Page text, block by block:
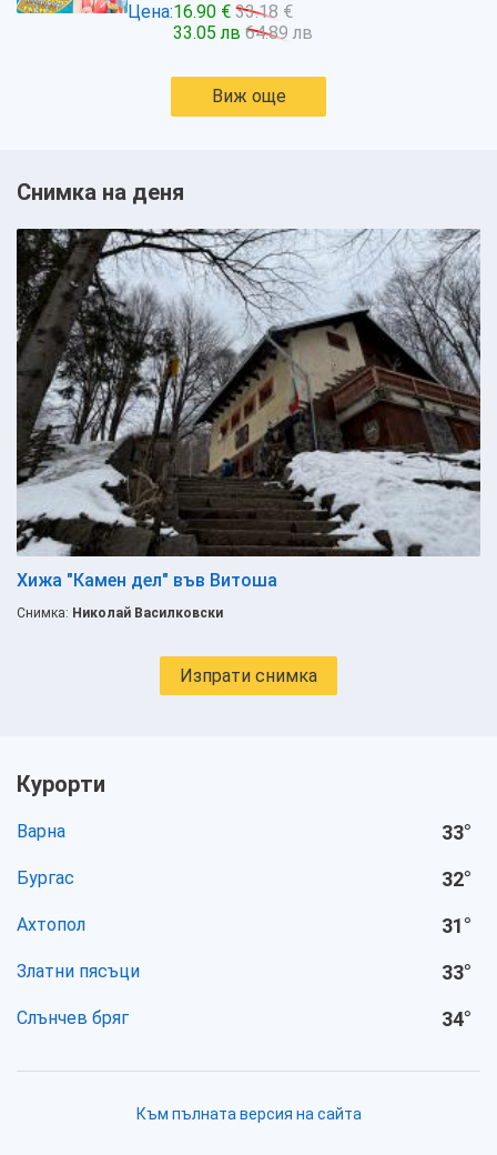
Цена:16.90 € 33.18 €
33.05 лв 64.89 лв
Виж още
Снимка на деня
Хижа "Камен дел" във Витоша
Снимка: Николай Василковски
Изпрати снимка
Курорти
Варна 33°
Бургас 32°
Ахтопол 31°
Златни пясъци 33°
Слънчев бряг 34°
Към пълната версия на сайта